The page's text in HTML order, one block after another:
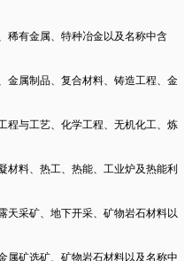
稀有金属、特种冶金以及名称中含
金属制品、复合材料、铸造工程、金
程与工艺、化学工程、无机化工、炼
材料、热工、热能、工业炉及热能利
天采矿、地下开采、矿物岩石材料以
属矿选矿、矿物岩石材料以及名称中